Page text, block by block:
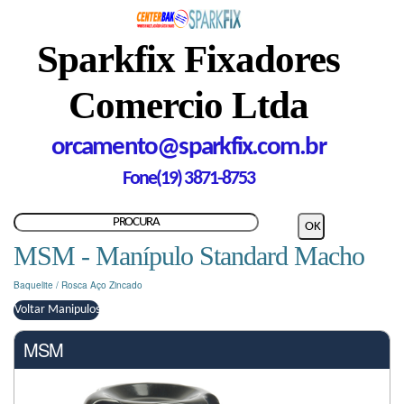
Sparkfix Fixadores
Comercio Ltda
orcamento@sparkfix.com.br
Fone(19) 3871-8753
MSM - Manípulo Standard Macho
Baquelite / Rosca Aço Zincado
Voltar Manipulos
MSM